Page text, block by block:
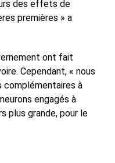
des effets de
premières » a
ont fait
Cependant, « nous
à
engagés à
plus grande, pour le